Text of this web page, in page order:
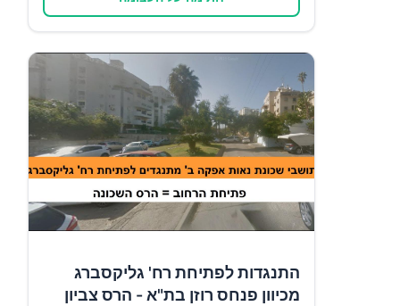
התנגדות לפתיחת רח' גליקסברג
מכיוון פנחס רוזן בת"א - הרס צביון